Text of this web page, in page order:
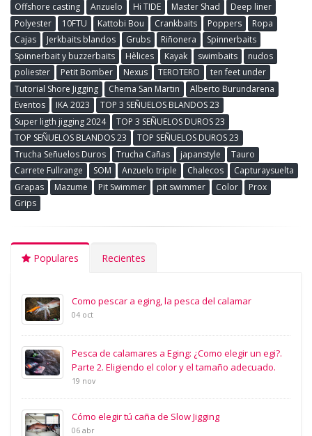
Offshore casting
Anzuelo Hi TIDE Master Shad
Deep liner
Polyester
10FTU Kattobi Bou Crankbaits Poppers
Ropa
Cajas
Jerkbaits blandos Grubs Riñonera
Spinnerbaits
Spinnerbait y buzzerbaits
Hèlices Kayak swimbaits
nudos
poliester
Petit Bomber Nexus TEROTERO
ten feet under
Tutorial Shore Jigging
Chema San Martin
Alberto Burundarena
Eventos
IKA 2023
TOP 3 SEÑUELOS BLANDOS 23
Super ligth jigging 2024
TOP 3 SEÑUELOS DUROS 23
TOP SEÑUELOS BLANDOS 23
TOP SEÑUELOS DUROS 23
Trucha Señuelos Duros
Trucha Cañas japanstyle
Tauro
Carrete Fullrange
SOM Anzuelo triple Chalecos
Capturaysuelta
Grapas
Mazume Pit Swimmer pit swimmer Color
Prox
Grips
Populares Recientes
Como pescar a eging, la pesca del calamar
04 oct
Pesca de calamares a Eging: ¿Como elegir un egi?.
Parte 2. Eligiendo el color y el tamaño adecuado.
19 nov
Cómo elegir tú caña de Slow Jigging
06 abr